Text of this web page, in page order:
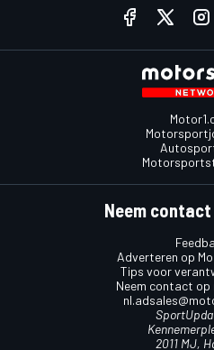
Neem
Adverteren op
Tips voor
Neem contact
2011 MJ,